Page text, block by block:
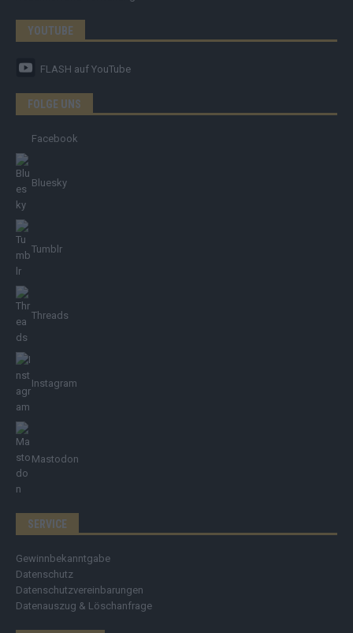
YOUTUBE
FLASH auf YouTube
FOLGE UNS
Facebook
Bluesky
Tumblr
Threads
Instagram
Mastodon
SERVICE
Gewinnbekanntgabe
Datenschutz
Datenschutzvereinbarungen
Datenauszug & Löschanfrage